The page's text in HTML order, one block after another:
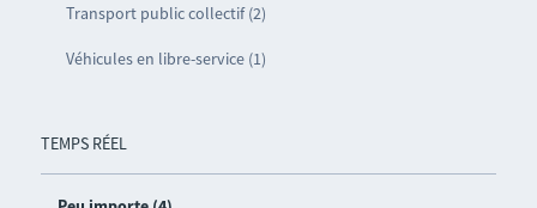
Transport public collectif (2)
Véhicules en libre-service (1)
TEMPS RÉEL